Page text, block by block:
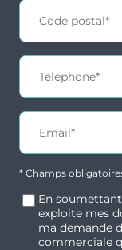
directe à
pour son
Commodités
Résidence
connecté à
un accès
Tours.
* Champs
En
exploite mes
ma demande
commerciale